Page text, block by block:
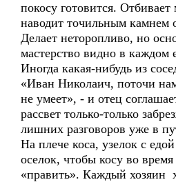
покосу готовится. Отбивает
наводит точильным камнем
Делает неторопливо, но
мастерство видно в каждом
Иногда какая-нибудь из
«Иван Николаич, поточи
не умеет», - и отец
рассвет только-только
лишних разговоров уже в
На плече коса, узелок с
оселок, чтобы косу во
«править». Каждый хозяин